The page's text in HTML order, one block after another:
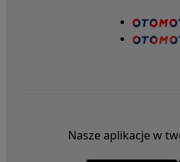
Nasze aplikacje w